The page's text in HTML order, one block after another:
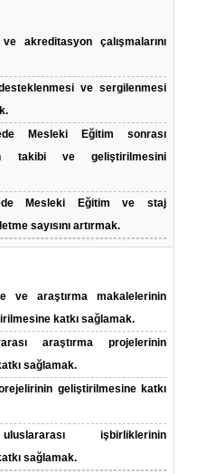
akreditasyon çalışmalarını
ve sergilenmesi
Mesleki Eğitim sonrası
takibi ve geliştirilmesini
Mesleki Eğitim ve staj
sayısını artırmak.
ve araştırma makalelerinin
katkı sağlamak.
araştırma projelerinin
sağlamak.
geliştirilmesine katkı
işbirliklerinin
sağlamak.